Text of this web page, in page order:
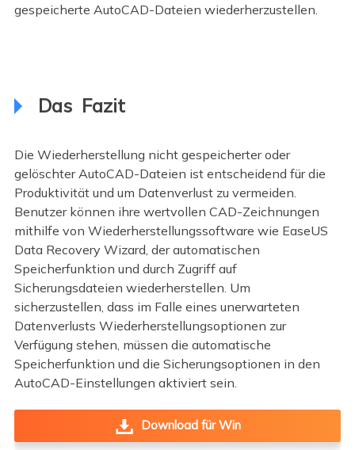
gespeicherte AutoCAD-Dateien wiederherzustellen.
Das Fazit
Die Wiederherstellung nicht gespeicherter oder
gelöschter AutoCAD-Dateien ist entscheidend für die
Produktivität und um Datenverlust zu vermeiden.
Benutzer können ihre wertvollen CAD-Zeichnungen
mithilfe von Wiederherstellungssoftware wie EaseUS
Data Recovery Wizard, der automatischen
Speicherfunktion und durch Zugriff auf
Sicherungsdateien wiederherstellen. Um
sicherzustellen, dass im Falle eines unerwarteten
Datenverlusts Wiederherstellungsoptionen zur
Verfügung stehen, müssen die automatische
Speicherfunktion und die Sicherungsoptionen in den
AutoCAD-Einstellungen aktiviert sein.
Download für Win